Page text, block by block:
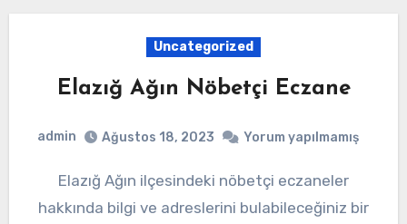
Uncategorized
Elazığ Ağın Nöbetçi Eczane
admin Ağustos 18, 2023 Yorum yapılmamış
Elazığ Ağın ilçesindeki nöbetçi eczaneler
hakkında bilgi ve adreslerini bulabileceğiniz bir